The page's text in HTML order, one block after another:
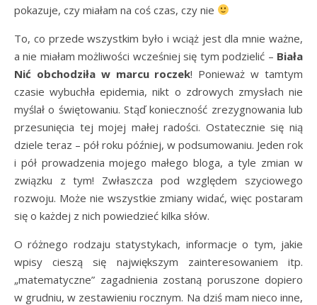
pokazuje, czy miałam na coś czas, czy nie
To, co przede wszystkim było i wciąż jest dla mnie ważne,
a nie miałam możliwości wcześniej się tym podzielić – Biała
Nić obchodziła w marcu roczek! Ponieważ w tamtym
czasie wybuchła epidemia, nikt o zdrowych zmysłach nie
myślał o świętowaniu. Stąď konieczność zrezygnowania lub
przesunięcia tej mojej małej radości. Ostatecznie się nią
dziele teraz – pół roku później, w podsumowaniu. Jeden rok
i pół prowadzenia mojego małego bloga, a tyle zmian w
związku z tym! Zwłaszcza pod względem szyciowego
rozwoju. Może nie wszystkie zmiany widać, więc postaram
się o każdej z nich powiedzieć kilka słów.
O różnego rodzaju statystykach, informacje o tym, jakie
wpisy cieszą się największym zainteresowaniem itp.
„matematyczne” zagadnienia zostaną poruszone dopiero
w grudniu, w zestawieniu rocznym. Na dziś mam nieco inne,